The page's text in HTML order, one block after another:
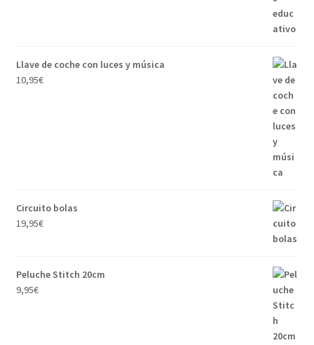
Llave de coche con luces y música
10,95€
Circuito bolas
19,95€
Peluche Stitch 20cm
9,95€